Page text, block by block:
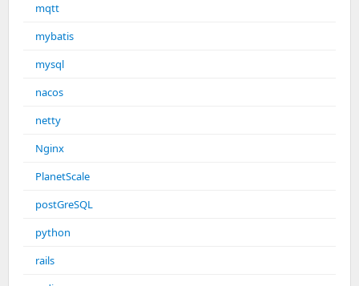
mqtt
mybatis
mysql
nacos
netty
Nginx
PlanetScale
postGreSQL
python
rails